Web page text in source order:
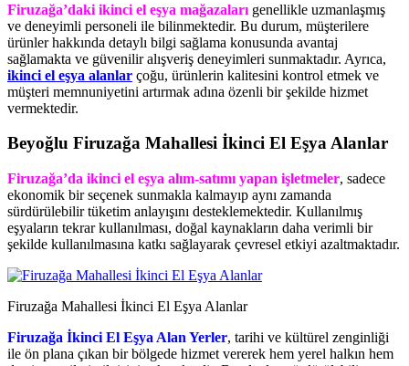
Firuzağa’daki ikinci el eşya mağazaları genellikle uzmanlaşmış
ve deneyimli personeli ile bilinmektedir. Bu durum, müşterilere
ürünler hakkında detaylı bilgi sağlama konusunda avantaj
sağlamakta ve güvenilir alışveriş deneyimleri sunmaktadır. Ayrıca,
ikinci el eşya alanlar çoğu, ürünlerin kalitesini kontrol etmek ve
müşteri memnuniyetini artırmak adına özenli bir şekilde hizmet
vermektedir.
Beyoğlu Firuzağa Mahallesi İkinci El Eşya Alanlar
Firuzağa’da ikinci el eşya alım-satımı yapan işletmeler, sadece
ekonomik bir seçenek sunmakla kalmayıp aynı zamanda
sürdürülebilir tüketim anlayışını desteklemektedir. Kullanılmış
eşyaların tekrar kullanılması, doğal kaynakların daha verimli bir
şekilde kullanılmasına katkı sağlayarak çevresel etkiyi azaltmaktadır.
Firuzağa Mahallesi İkinci El Eşya Alanlar
Firuzağa İkinci El Eşya Alan Yerler, tarihi ve kültürel zenginliği
ile ön plana çıkan bir bölgede hizmet vererek hem yerel halkın hem